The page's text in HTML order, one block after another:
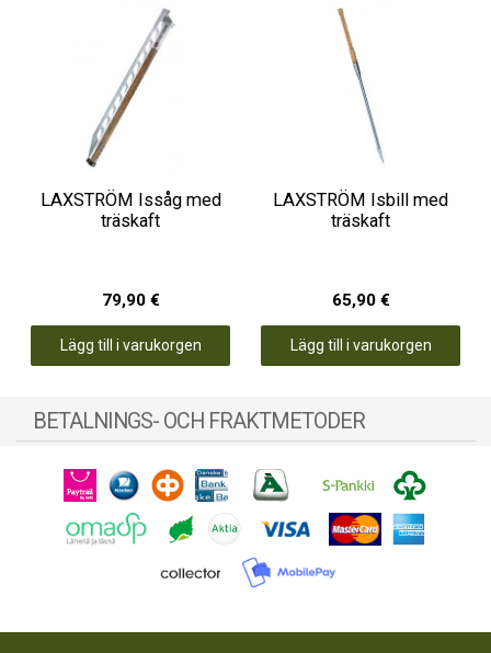
LAXSTRÖM Issåg med
träskaft
79,90 €
Lägg till i varukorgen
LAXSTRÖM Isbill med
träskaft
65,90 €
Lägg till i varukorgen
BETALNINGS- OCH FRAKTMETODER